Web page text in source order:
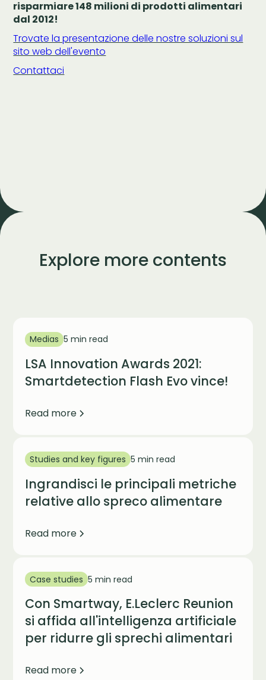
risparmiare 148 milioni di prodotti alimentari
dal 2012!
Trovate la presentazione delle nostre soluzioni sul
sito web dell'evento
Contattaci
Explore more contents
Medias 5 min read
LSA Innovation Awards 2021:
Smartdetection Flash Evo vince!
Read more
Studies and key figures 5 min read
Ingrandisci le principali metriche
relative allo spreco alimentare
Read more
Case studies 5 min read
Con Smartway, E.Leclerc Reunion
si affida all'intelligenza artificiale
per ridurre gli sprechi alimentari
Read more